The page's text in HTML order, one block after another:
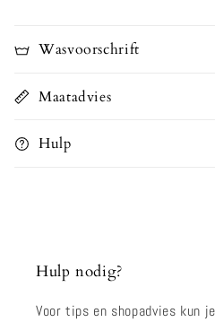
Wasvoorschrift
Maatadvies
Hulp
Hulp nodig?
Voor tips en shopadvies kun